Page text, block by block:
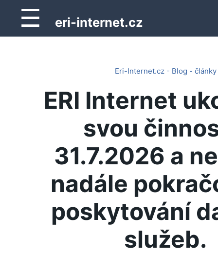
☰ eri-internet.cz
Eri-Internet.cz - Blog - články
ERI Internet
svou
31.7.2026 a
nadále
poskytování
služeb.